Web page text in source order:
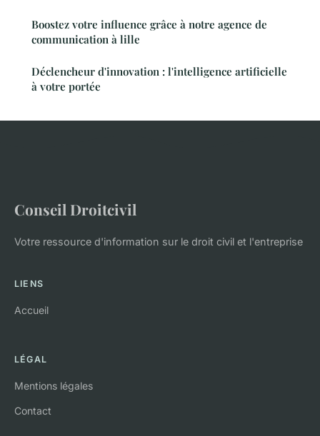
Boostez votre influence grâce à notre agence de
communication à lille
Déclencheur d'innovation : l'intelligence artificielle
à votre portée
Conseil Droitcivil
Votre ressource d'information sur le droit civil et l'entreprise
LIENS
Accueil
LÉGAL
Mentions légales
Contact